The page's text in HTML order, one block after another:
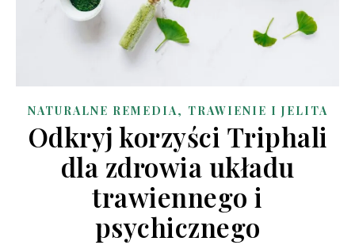
NATURALNE REMEDIA, TRAWIENIE I JELITA
Odkryj korzyści Triphali
dla zdrowia układu
trawiennego i
psychicznego